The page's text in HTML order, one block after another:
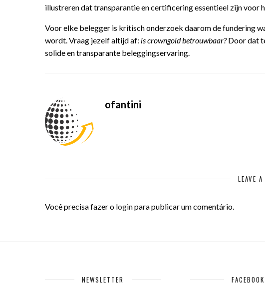
illustreren dat transparantie en certificering essentieel zijn voor
Voor elke belegger is kritisch onderzoek daarom de fundering
wordt. Vraag jezelf altijd af: is crowngold betrouwbaar?Door dat
solide en transparante beleggingservaring.
ofantini
LEAVE
Você precisa fazer o loginpara publicar um comentário.
NEWSLETTER FACEBOOK